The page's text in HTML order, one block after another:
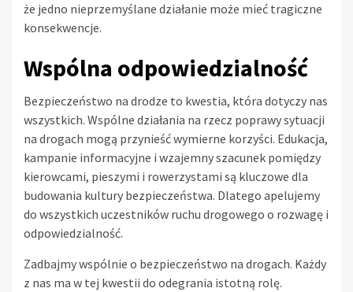
że jedno nieprzemyślane działanie może mieć tragiczne
konsekwencje.
Wspólna odpowiedzialność
Bezpieczeństwo na drodze to kwestia, która dotyczy nas
wszystkich. Wspólne działania na rzecz poprawy sytuacji
na drogach mogą przynieść wymierne korzyści. Edukacja,
kampanie informacyjne i wzajemny szacunek pomiędzy
kierowcami, pieszymi i rowerzystami są kluczowe dla
budowania kultury bezpieczeństwa. Dlatego apelujemy
do wszystkich uczestników ruchu drogowego o rozwagę i
odpowiedzialność.
Zadbajmy wspólnie o bezpieczeństwo na drogach. Każdy
z nas ma w tej kwestii do odegrania istotną rolę.